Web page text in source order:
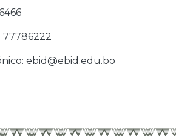
ebid@ebid.edu.bo